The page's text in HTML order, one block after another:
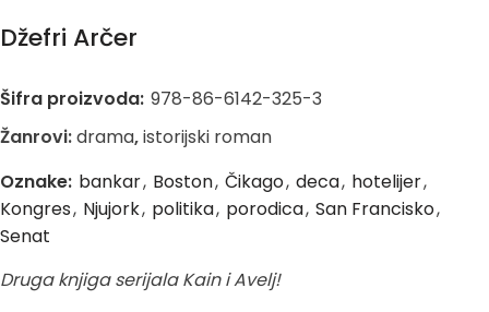
Džefri Arčer
Šifra proizvoda: 978-86-6142-325-3
Žanrovi:drama,istorijski roman
Oznake: bankar, Boston, Čikago, deca, hotelijer,
Kongres, Njujork, politika, porodica, San Francisko,
Senat
Druga knjiga serijala Kain i Avelj!